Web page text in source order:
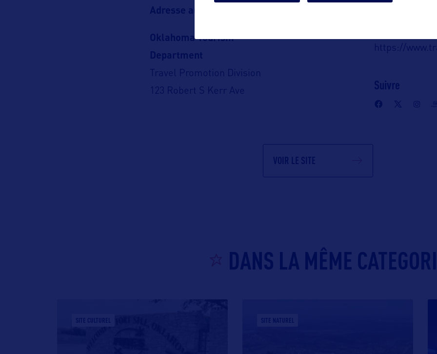
Adresse aux USA :
Oklahoma Tourism
Department
Travel Promotion Division
123 Robert S Kerr Ave
https://
Suivre
VOIR LE SITE
DANS LA MÊME
SITE CULTUREL SITE NATUREL